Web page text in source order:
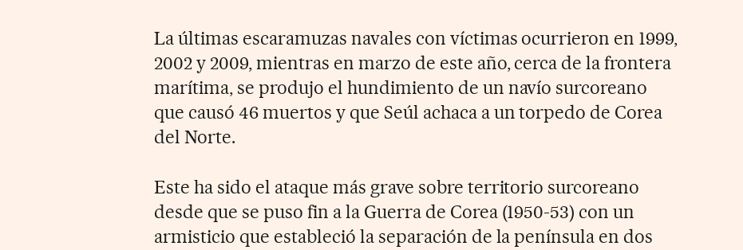
La últimas escaramuzas navales con víctimas ocurrieron en 1999,
2002 y 2009, mientras en marzo de este año, cerca de la frontera
marítima, se produjo el hundimiento de un navío surcoreano
que causó 46 muertos y que Seúl achaca a un torpedo de Corea
del Norte.
Este ha sido el ataque más grave sobre territorio surcoreano
desde que se puso fin a la Guerra de Corea (1950-53) con un
armisticio que estableció la separación de la península en dos